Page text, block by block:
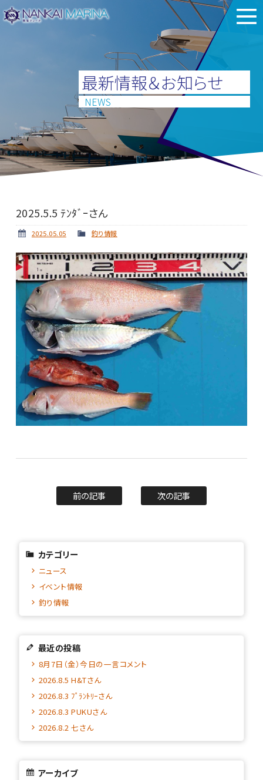
最新情報＆お知らせ
NEWS
2025.5.5 ﾃﾝﾀﾞｰさん
2025.05.05 釣り情報
前の記事 次の記事
カテゴリー
ニュース
イベント情報
釣り情報
最近の投稿
8月7日（金）今日の一言コメント
2026.8.5 H&Tさん
2026.8.3 ﾌﾟﾗﾝﾄﾘｰさん
2026.8.3 PUKUさん
2026.8.2 七さん
アーカイブ